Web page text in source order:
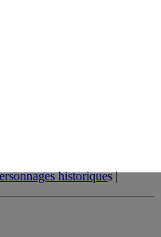
historiques |